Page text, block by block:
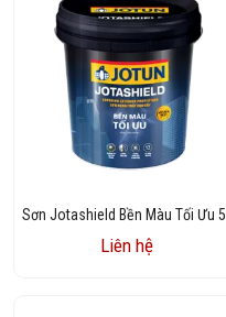
Sơn Jotashield Bền Màu Tối Ưu 5L
Liên hệ